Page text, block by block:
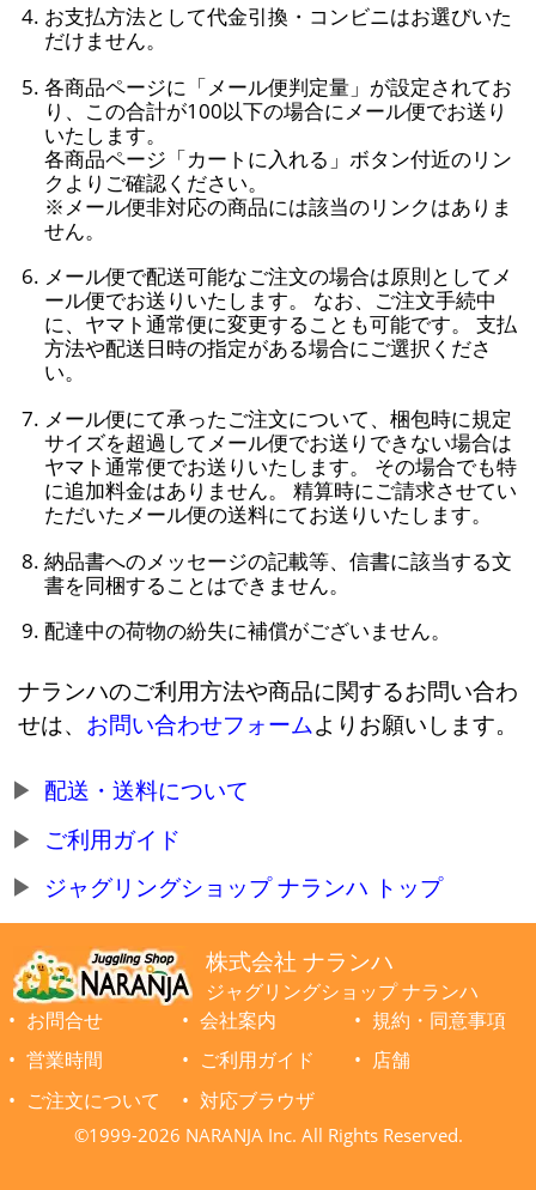
お支払方法として代金引換・コンビニはお選びいた
だけません。
各商品ページに「メール便判定量」が設定されてお
り、この合計が100以下の場合にメール便でお送り
いたします。
各商品ページ「カートに入れる」ボタン付近のリン
クよりご確認ください。
※メール便非対応の商品には該当のリンクはありま
せん。
メール便で配送可能なご注文の場合は原則としてメ
ール便でお送りいたします。 なお、ご注文手続中
に、ヤマト通常便に変更することも可能です。 支払
方法や配送日時の指定がある場合にご選択くださ
い。
メール便にて承ったご注文について、梱包時に規定
サイズを超過してメール便でお送りできない場合は
ヤマト通常便でお送りいたします。 その場合でも特
に追加料金はありません。 精算時にご請求させてい
ただいたメール便の送料にてお送りいたします。
納品書へのメッセージの記載等、信書に該当する文
書を同梱することはできません。
配達中の荷物の紛失に補償がございません。
ナランハのご利用方法や商品に関するお問い合わ
せは、 お問い合わせフォームよりお願いします。
配送・送料について
ご利用ガイド
ジャグリングショップ ナランハ トップ
株式会社 ナランハ
ジャグリングショップ ナランハ
お問合せ
会社案内
規約・同意事項
営業時間
ご利用ガイド
店舗
ご注文について
対応ブラウザ
©1999-2026 NARANJA Inc. All Rights Reserved.